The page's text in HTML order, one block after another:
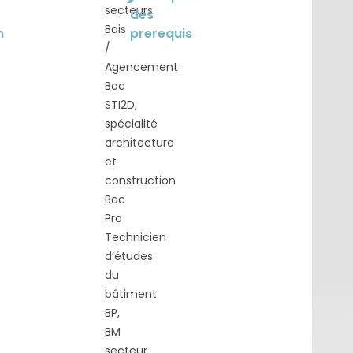
secteurs
Bois
/
Agencement
Bac
STI2D,
spécialité
architecture
et
construction
Bac
Pro
Technicien
d’études
du
bâtiment
BP,
BM
des
prerequis